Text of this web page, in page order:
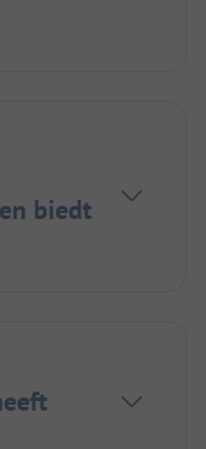
biedt